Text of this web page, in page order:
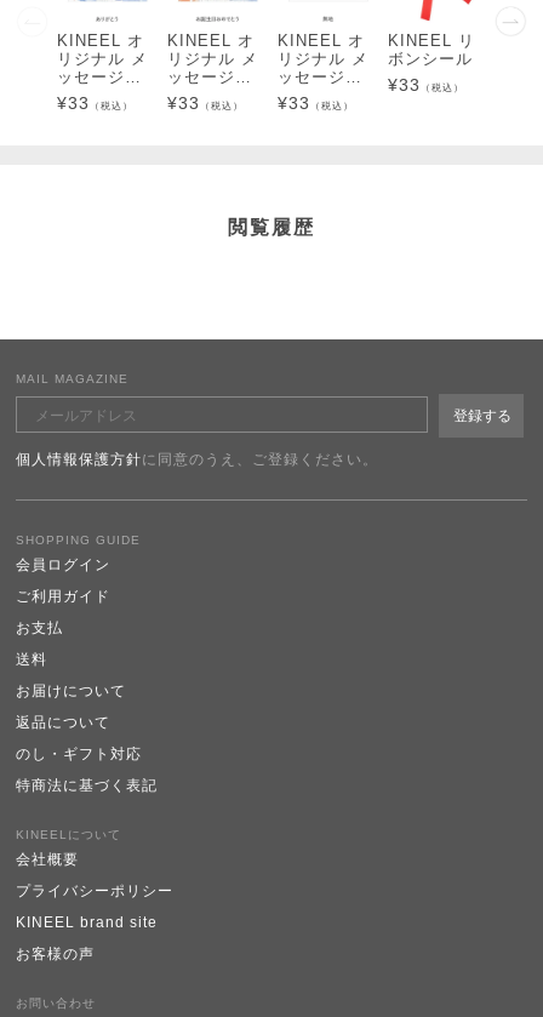
KINEEL オ
リジナル メ
ッセージカ
ード（あり
がとう）
¥33 （税込）
KINEEL オ
リジナル メ
ッセージカ
ード（誕生
日おめでと
¥33 （税込）
KINEEL オ
リジナル メ
ッセージカ
ード（無
地）
¥33 （税込）
KINEEL リ
ボンシール
¥33 （税込）
閲覧履歴
SHOPPING GUIDE
会員ログイン
ご利用ガイド
お支払
送料
お届けについて
返品について
のし・ギフト対応
特商法に基づく表記
KINEELについて
会社概要
プライバシーポリシー
KINEEL brand site
お客様の声
お問い合わせ
MAIL MAGAZINE
個人情報保護方針に同意のうえ、ご登録ください。